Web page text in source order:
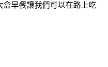
盒早餐讓我們可以在路上吃